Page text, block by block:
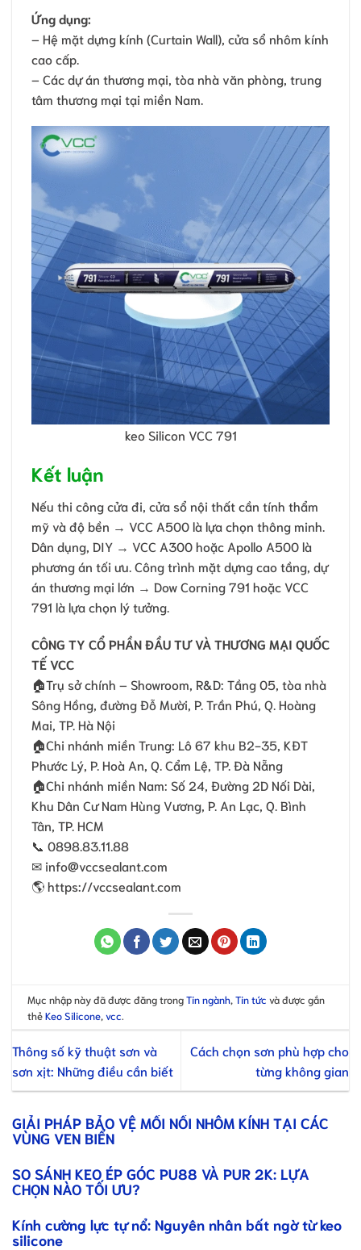
Ứng dụng:
– Hệ mặt dựng kính (Curtain Wall), cửa sổ nhôm kính
cao cấp.
– Các dự án thương mại, tòa nhà văn phòng, trung
tâm thương mại tại miền Nam.
keo Silicon VCC 791
Kết luận
Nếu thi công cửa đi, cửa sổ nội thất cần tính thẩm
mỹ và độ bền → VCC A500 là lựa chọn thông minh.
Dân dụng, DIY → VCC A300 hoặc Apollo A500 là
phương án tối ưu. Công trình mặt dựng cao tầng, dự
án thương mại lớn → Dow Corning 791 hoặc VCC
791 là lựa chọn lý tưởng.
CÔNG TY CỔ PHẦN ĐẦU TƯ VÀ THƯƠNG MẠI QUỐC
TẾ VCC
🏠Trụ sở chính – Showroom, R&D: Tầng 05, tòa nhà
Sông Hồng, đường Đỗ Mười, P. Trần Phú, Q. Hoàng
Mai, TP. Hà Nội
🏠Chi nhánh miền Trung: Lô 67 khu B2-35, KĐT
Phước Lý, P. Hoà An, Q. Cẩm Lệ, TP. Đà Nẵng
🏠Chi nhánh miền Nam: Số 24, Ðường 2D Nối Dài,
Khu Dân Cư Nam Hùng Vương, P. An Lạc, Q. Bình
Tân, TP. HCM
📞 0898.83.11.88
✉ info@vccsealant.com
🌎 https://vccsealant.com
Mục nhập này đã được đăng trongTin ngành ,Tin tức và được gắn
thẻKeo Silicone ,vcc
Thông số kỹ thuật sơn và
sơn xịt: Những điều cần biết
Cách chọn sơn phù hợp cho
từng không gian
GIẢI PHÁP BẢO VỆ MỐI NỐI NHÔM KÍNH TẠI CÁC
VÙNG VEN BIỂN
SO SÁNH KEO ÉP GÓC PU88 VÀ PUR 2K: LỰA
CHỌN NÀO TỐI ƯU?
Kính cường lực tự nổ: Nguyên nhân bất ngờ từ keo
silicone